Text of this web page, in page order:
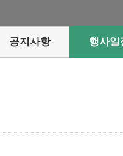
공지사항 행사일